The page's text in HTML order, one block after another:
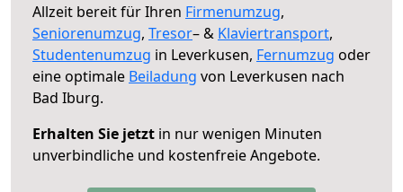
Allzeit bereit für Ihren Firmenumzug,
Seniorenumzug, Tresor– & Klaviertransport,
Studentenumzug in Leverkusen, Fernumzug oder
eine optimale Beiladung von Leverkusen nach
Bad Iburg.
Erhalten Sie jetzt in nur wenigen Minuten
unverbindliche und kostenfreie Angebote.